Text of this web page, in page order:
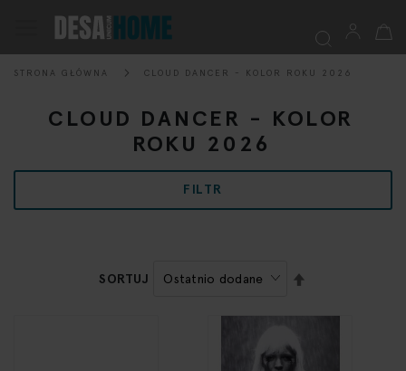
Mój
STRONA GŁÓWNA CLOUD DANCER - KOLOR ROKU 2026
CLOUD DANCER - KOLOR
ROKU 2026
SORTUJ
MALEJĄCY
FILTR